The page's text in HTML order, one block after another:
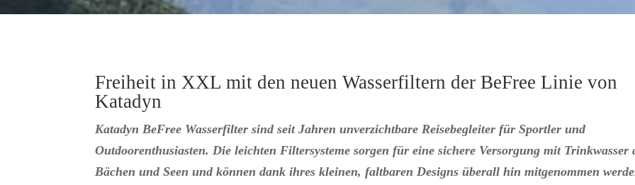
Freiheit in XXL mit den neuen Wasserfiltern der BeFree Linie von
Katadyn
Katadyn BeFree Wasserfilter sind seit Jahren unverzichtbare Reisebegleiter für Sportler und
Outdoorenthusiasten. Die leichten Filtersysteme sorgen für eine sichere Versorgung mit Trinkwasser
Bächen und Seen und können dank ihres kleinen, faltbaren Designs überall hin mitgenommen